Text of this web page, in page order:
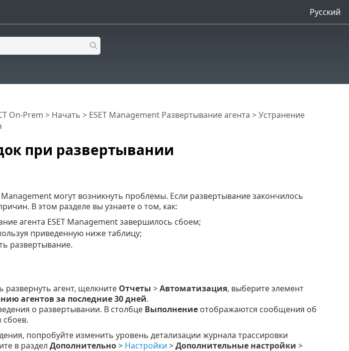
Русский
при развертывании
On-Prem > Начать > ESET Management Развертывание агента > Устранение
могут возникнуть проблемы. Если развертывание закончилось
В этом разделе вы узнаете о том, как:
агента ESET Management завершилось сбоем;
приведенную ниже таблицу;
развертывание.
агент, щелкните Отчеты >Автоматизация, выберите элемент
агентов за последние 30 дней.
о развертывании. В столбце Выполнениеотображаются сообщения об
попробуйте изменить уровень детализации журнала трассировки
в раздел Дополнительно> Настройки >Дополнительные настройки >